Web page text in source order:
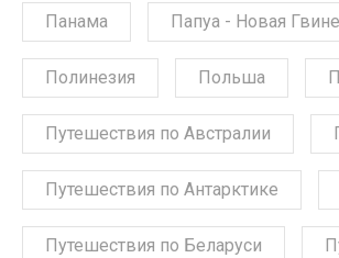
Панама Папуа - Новая
Полинезия Польша
Путешествия по Австралии
Путешествия по Антарктике
Путешествия по Беларуси